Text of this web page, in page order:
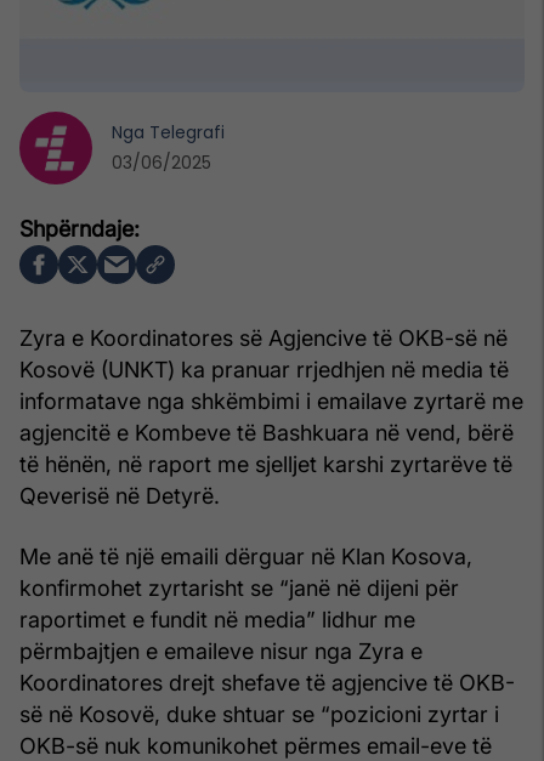
Zyra e Koordinatores së Agjencive të OKB-së në
Kosovë (UNKT) ka pranuar rrjedhjen në media të
informatave nga shkëmbimi i emailave zyrtarë me
agjencitë e Kombeve të Bashkuara në vend, bërë
të hënën, në raport me sjelljet karshi zyrtarëve të
Qeverisë në Detyrë.
Me anë të një emaili dërguar në Klan Kosova,
konfirmohet zyrtarisht se “janë në dijeni për
raportimet e fundit në media” lidhur me
përmbajtjen e emaileve nisur nga Zyra e
Koordinatores drejt shefave të agjencive të OKB-
së në Kosovë, duke shtuar se “pozicioni zyrtar i
OKB-së nuk komunikohet përmes email-eve të
Nga Telegrafi
03/06/2025